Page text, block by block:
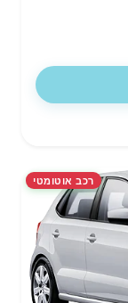
רכב אוטומטי